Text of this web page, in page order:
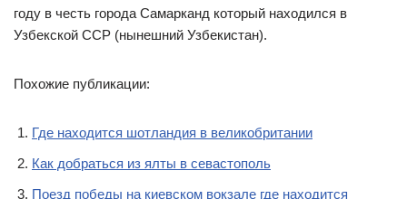
году в честь города Самарканд который находился в
Узбекской ССР (нынешний Узбекистан).
Похожие публикации:
Где находится шотландия в великобритании
Как добраться из ялты в севастополь
Поезд победы на киевском вокзале где находится